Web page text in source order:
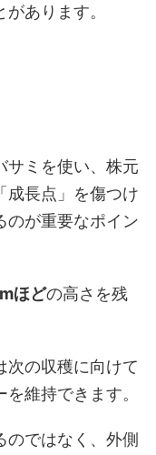
あります。
サミを使い、株元
成長点」を傷つけ
のが重要なポイン
ほどの高さを残
次の収穫に向けて
維持できます。
のではなく、外側